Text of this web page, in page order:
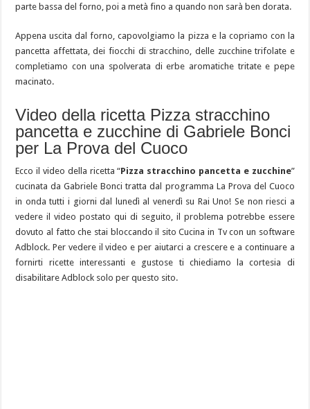
parte bassa del forno, poi a metà fino a quando non sarà ben dorata.
Appena uscita dal forno, capovolgiamo la pizza e la copriamo con la
pancetta affettata, dei fiocchi di stracchino, delle zucchine trifolate e
completiamo con una spolverata di erbe aromatiche tritate e pepe
macinato.
Video della ricetta Pizza stracchino
pancetta e zucchine di Gabriele Bonci
per La Prova del Cuoco
Ecco il video della ricetta “Pizza stracchino pancetta e zucchine”
cucinata da Gabriele Bonci tratta dal programma La Prova del Cuoco
in onda tutti i giorni dal lunedì al venerdì su Rai Uno! Se non riesci a
vedere il video postato qui di seguito, il problema potrebbe essere
dovuto al fatto che stai bloccando il sito Cucina in Tv con un software
Adblock. Per vedere il video e per aiutarci a crescere e a continuare a
fornirti ricette interessanti e gustose ti chiediamo la cortesia di
disabilitare Adblock solo per questo sito.